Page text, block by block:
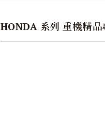
HONDA 系列 重機精品